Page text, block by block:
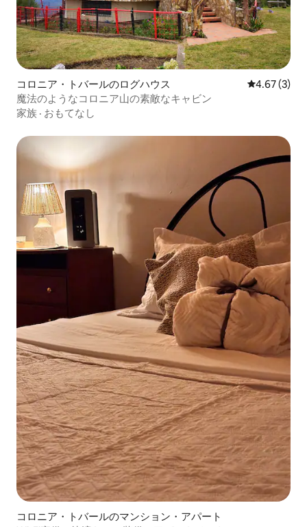
コロニア・トバールのログハウス レビュー3
4.67 (3)
魔法のようなコロニア山の素敵なキャビン
家族 · おもてなし
コロニア・トバールのマンション・アパート